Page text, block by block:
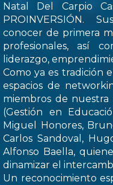
Natal Del Carpio
PROINVERSIÓN.
conocer de primera
profesionales, así
liderazgo,
Como ya es tradición
espacios de
miembros de nuestra
(Gestión en
Miguel Honores,
Carlos Sandoval,
Alfonso Baella,
dinamizar el
Un reconocimiento